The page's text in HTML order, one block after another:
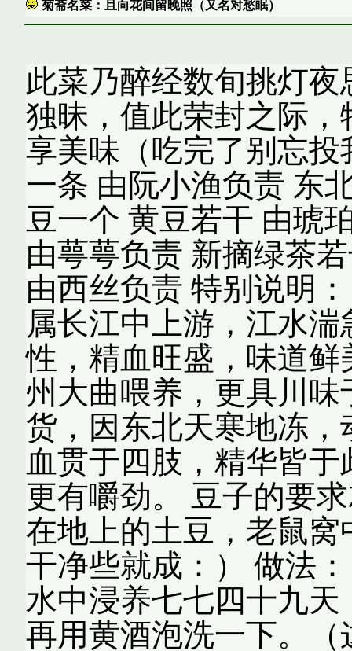
菊斋名菜：且向花间留晚照（又名对愁眠）
此菜乃醉经数旬挑灯
独昧，值此荣封之际
享美味（吃完了别忘
一条 由阮小渔负责 东
豆一个 黄豆若干 由琥
由萼萼负责 新摘绿茶
由西丝负责 特别说明
属长江中上游，江水
性，精血旺盛，味道
州大曲喂养，更具川
货，因东北天寒地冻
血贯于四肢，精华皆
更有嚼劲。 豆子的要
在地上的土豆，老鼠
干净些就成：） 做法
水中浸养七七四十九
再用黄酒泡洗一下。